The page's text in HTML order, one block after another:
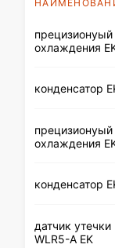
охлаждения
конденсатор
охлаждения
конденсатор
датчик
WLR5-A EK